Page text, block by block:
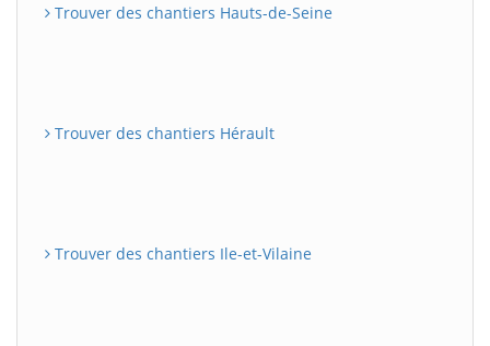
Trouver des chantiers Hauts-de-Seine
Trouver des chantiers Hérault
Trouver des chantiers Ile-et-Vilaine